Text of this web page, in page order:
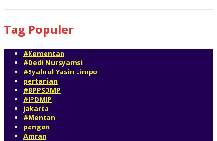
Tag Populer
#Kementan
#Dedi Nursyamsi
#Syahrul Yasin Limpo
pertanian
#BPPSDMP
#IPDMIP
jakarta
#Mentan
pangan
Amran